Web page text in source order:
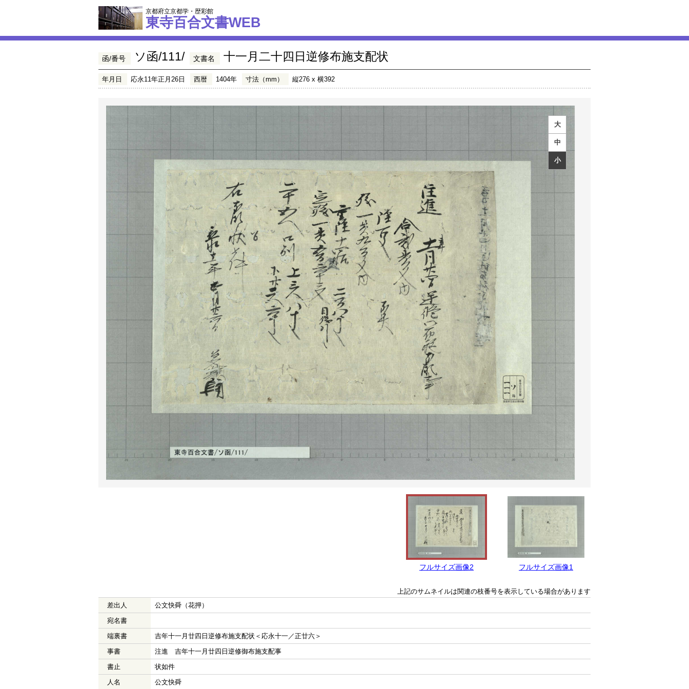
京都府立京都学・歴彩館
東寺百合文書WEB
函/番号 ソ函/111/ 文書名 十一月二十四日逆修布施支配状
年月日 応永11年正月26日 西暦 1404年 寸法（mm） 縦276 x 横392
大
中
小
フルサイズ画像2 フルサイズ画像1
上記のサムネイルは関連の枝番号を表示している場合があります
差出人
公文快舜（花押）
宛名書
端裏書
吉年十一月廿四日逆修布施支配状＜応永十一／正廿六＞
事書
注進 吉年十一月廿四日逆修御布施支配事
書止
状如件
人名
公文快舜